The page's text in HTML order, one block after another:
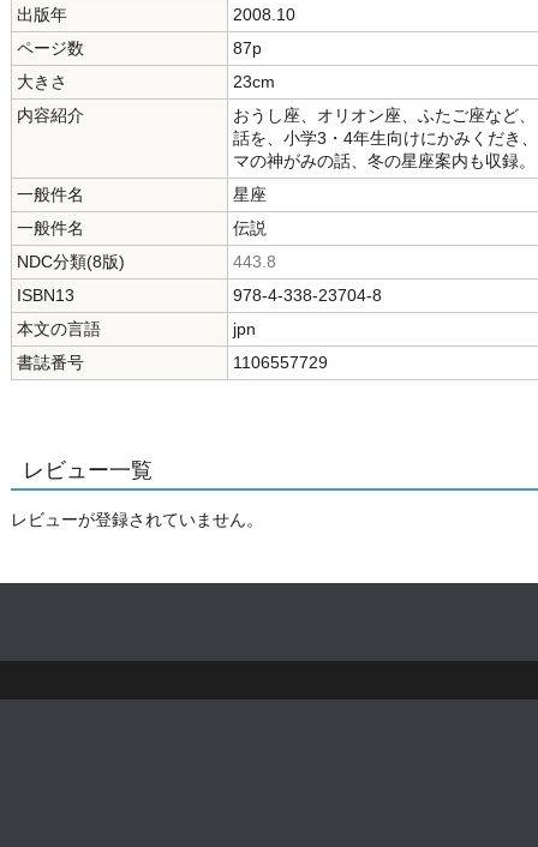
出版年
2008.10
ページ数
87p
大きさ
23cm
内容紹介
おうし座、オリオン座、ふたご座など
話を、小学3・4年生向けにかみくだき
マの神がみの話、冬の星座案内も収録。
一般件名
星座
一般件名
伝説
NDC分類(8版)
443.8
ISBN13
978-4-338-23704-8
本文の言語
jpn
書誌番号
1106557729
レビュー一覧
レビューが登録されていません。